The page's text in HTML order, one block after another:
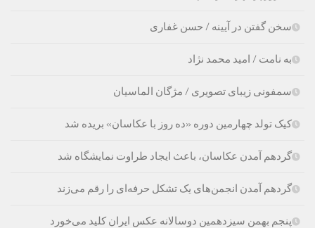
سخن گفتن در آیینه / حسن غفارى
به نامت / امید محمد نژاد
سمفونی زیبای تصویری / مژگان الماسیان
کیک تولد چهارمین دوره «ده روز با عکاسان» بریده شد
گردهم آمدن عکاسان، باعث ایجاد طراوت نمایشگاه شد
گردهم آمدن انجمن‌های یک تشکل حرفه‌ای را رقم می‌زند
پنجم بهمن سیزدهمین دوسالانه عکس ایران کلید می‌خورد